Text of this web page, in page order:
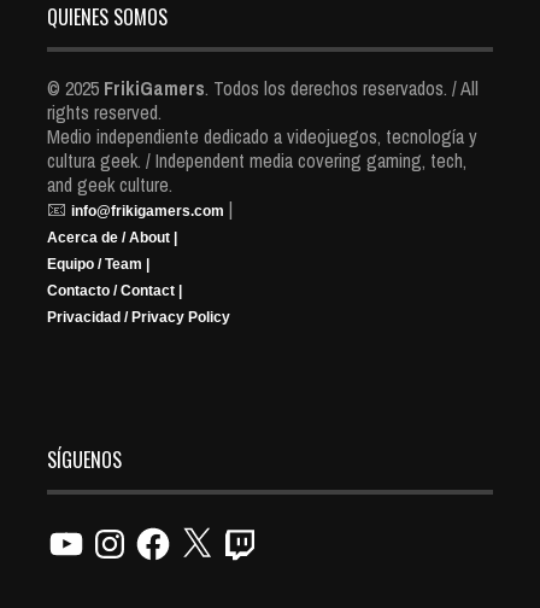
QUIENES SOMOS
© 2025 FrikiGamers. Todos los derechos reservados. / All
rights reserved.
Medio independiente dedicado a videojuegos, tecnología y
cultura geek. / Independent media covering gaming, tech,
and geek culture.
📧 info@frikigamers.com |
Acerca de / About |
Equipo / Team |
Contacto / Contact |
Privacidad / Privacy Policy
SÍGUENOS
YouTubeInstagramFacebook
X Twitch